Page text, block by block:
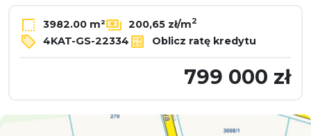
3982.00 m² 200,65 zł/m2
4KAT-GS-22334 Oblicz ratę kredytu
799 000 zł